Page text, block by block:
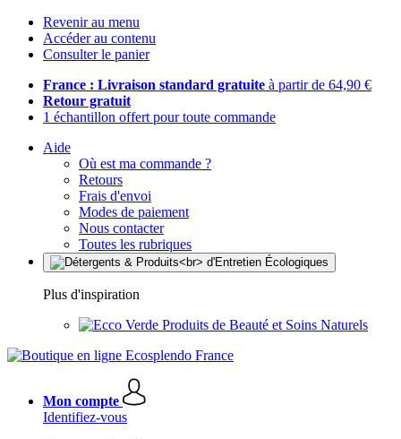
Revenir au menu
Accéder au contenu
Consulter le panier
France : Livraison standard gratuite à partir de 64,90 €
Retour gratuit
1 échantillon offert pour toute commande
Aide
Où est ma commande ?
Retours
Frais d'envoi
Modes de paiement
Nous contacter
Toutes les rubriques
Plus d'inspiration
Produits de Beauté et Soins Naturels
Mon compte
Identifiez-vous